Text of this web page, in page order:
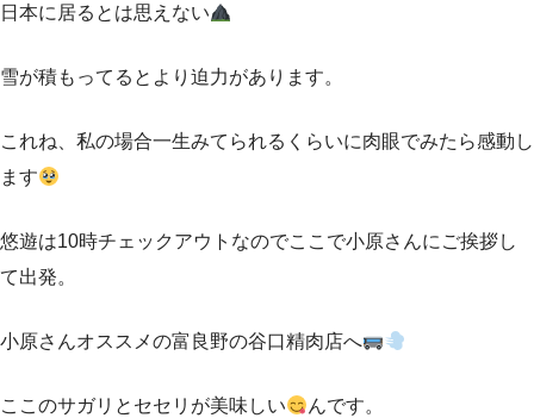
日本に居るとは思えない
雪が積もってるとより迫力があります。
これね、私の場合一生みてられるくらいに肉眼でみたら感動し
ます
悠遊は10時チェックアウトなのでここで小原さんにご挨拶し
て出発。
小原さんオススメの富良野の谷口精肉店へ
ここのサガリとセセリが美味しい んです。